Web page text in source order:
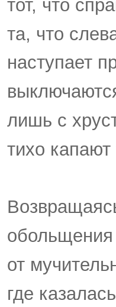
тот, что
та, что
наступает
лишь с
тихо
от
где